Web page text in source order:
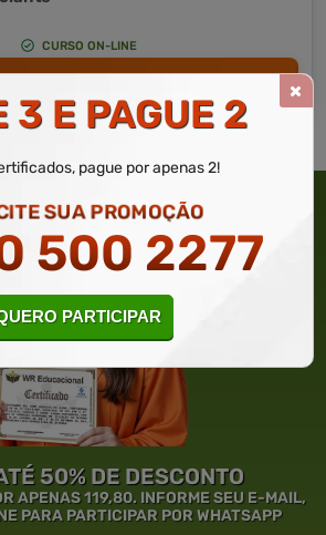
CURSO ON-LINE
MATRICULAR AGORA
50% DE DESCONTO
APENAS 119,80. INFORME SEU E-MAIL,
PARA PARTICIPAR POR WHATSAPP
3 E PAGUE 2
pague por apenas 2!
SUA PROMOÇÃO
500 2277
PARTICIPAR